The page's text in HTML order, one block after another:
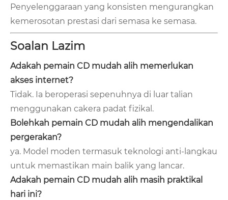
Penyelenggaraan yang konsisten mengurangkan
kemerosotan prestasi dari semasa ke semasa.
Soalan Lazim
Adakah pemain CD mudah alih memerlukan
akses internet?
Tidak. Ia beroperasi sepenuhnya di luar talian
menggunakan cakera padat fizikal.
Bolehkah pemain CD mudah alih mengendalikan
pergerakan?
ya. Model moden termasuk teknologi anti-langkau
untuk memastikan main balik yang lancar.
Adakah pemain CD mudah alih masih praktikal
hari ini?